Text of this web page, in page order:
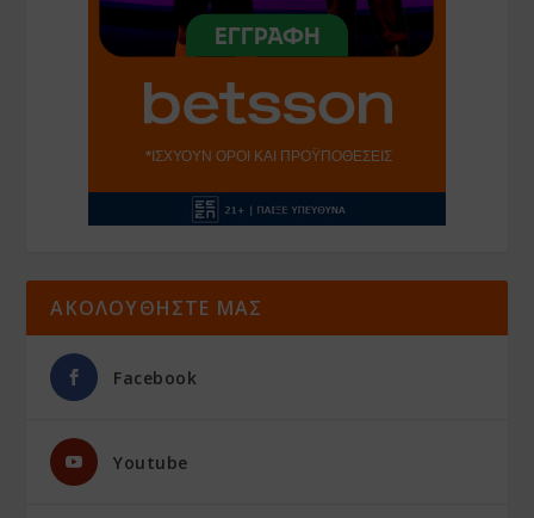
ΑΚΟΛΟΥΘΗΣΤΕ ΜΑΣ
Facebook
Youtube